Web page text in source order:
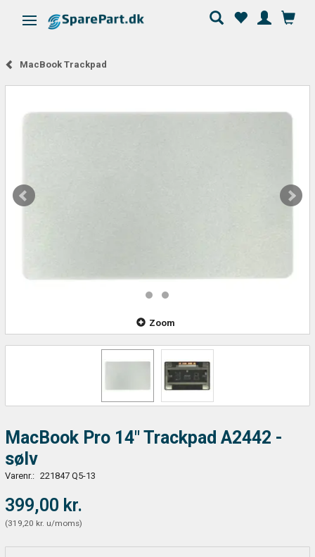
Skifte navigation
MacBook Trackpad
Zoom
MacBook Pro 14" Trackpad A2442 -
sølv
Varenr.: 221847 Q5-13
399,00 kr.
(319,20 kr. u/moms)